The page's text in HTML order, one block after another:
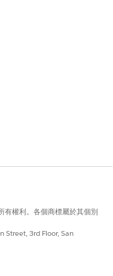
權利。各個商標屬於其個別
Street, 3rd Floor, San